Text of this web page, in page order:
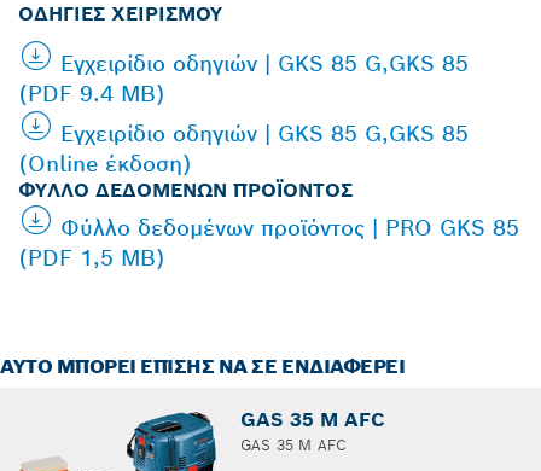
ΟΔΗΓΊΕΣ ΧΕΙΡΙΣΜΟΎ
Εγχειρίδιο οδηγιών | GKS 85 G,GKS 85
(PDF 9.4 MB)
Εγχειρίδιο οδηγιών | GKS 85 G,GKS 85
(Online έκδοση)
ΦΎΛΛΟ ΔΕΔΟΜΈΝΩΝ ΠΡΟΪΌΝΤΟΣ
Φύλλο δεδομένων προϊόντος | PRO GKS 85
(PDF 1,5 MB)
ΑΥΤΌ ΜΠΟΡΕΊ ΕΠΊΣΗΣ ΝΑ ΣΕ ΕΝΔΙΑΦΈΡΕΙ
GAS 35 M AFC
GAS 35 M AFC